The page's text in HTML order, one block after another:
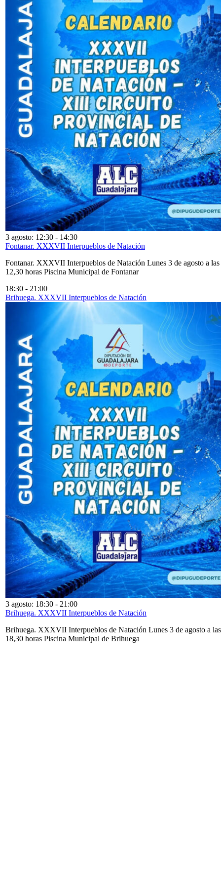
3 agosto: 12:30 - 14:30
Fontanar. XXXVII Interpueblos de Natación
Fontanar. XXXVII Interpueblos de Natación Lunes 3 de agosto a las
12,30 horas Piscina Municipal de Fontanar
18:30 - 21:00
Brihuega. XXXVII Interpueblos de Natación
3 agosto: 18:30 - 21:00
Brihuega. XXXVII Interpueblos de Natación
Brihuega. XXXVII Interpueblos de Natación Lunes 3 de agosto a las
18,30 horas Piscina Municipal de Brihuega